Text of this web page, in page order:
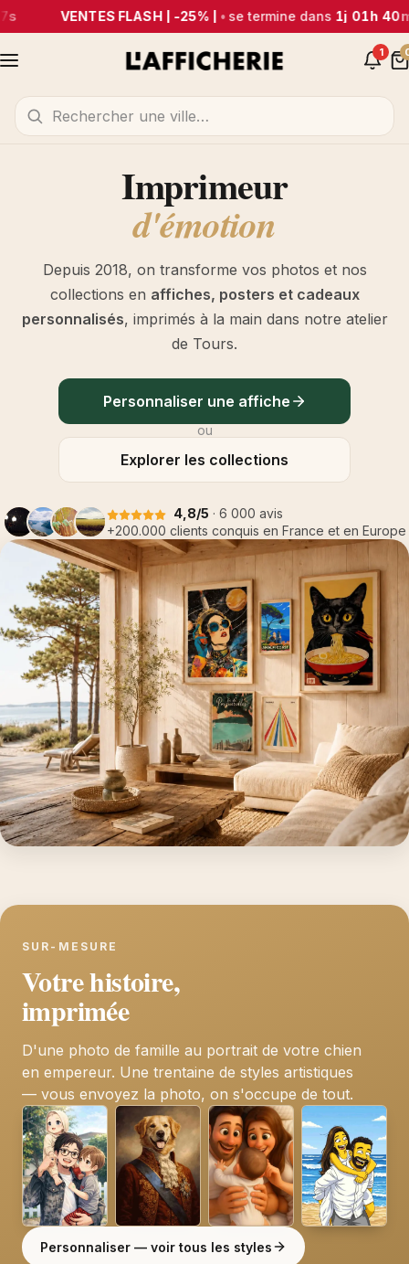
VENTES FLASH | -25% |•se termine dans1j 01h 40m
1
Imprimeur
d'émotion
Depuis 2018, on transforme vos photos et nos
collections en affiches, posters et cadeaux
personnalisés, imprimés à la main dans notre atelier
de Tours.
Personnaliser une affiche
ou
Explorer les collections
4,8/5 · 6 000 avis
+200.000 clients conquis en France et en Europe
SUR-MESURE
Votre histoire,
imprimée
D'une photo de famille au portrait de votre chien
en empereur. Une trentaine de styles artistiques
— vous envoyez la photo, on s'occupe de tout.
Personnaliser — voir tous les styles